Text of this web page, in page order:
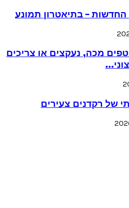
– בתיאטרון תמונע
מכה, נעקצים או צריכים
של רקדנים צעירים